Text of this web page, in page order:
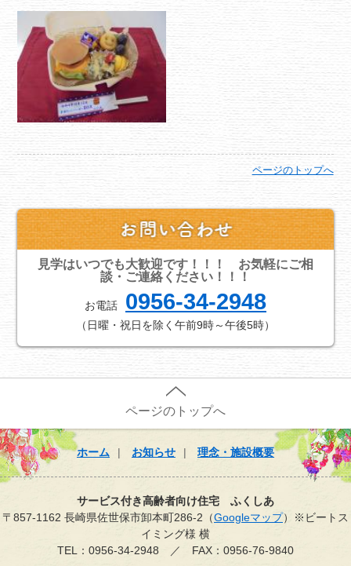
ページのトップへ
見学はいつでも大歓迎です！！！ お気軽にご相
談・ご連絡ください！！！
お電話 0956-34-2948
（日曜・祝日を除く午前9時～午後5時）
ページのトップへ
ホーム お知らせ 理念・施設概要
サービス付き高齢者向け住宅 ふくしあ
〒857-1162 長崎県佐世保市卸本町286-2（Googleマップ）※ビートス
イミング様 横
TEL：0956-34-2948 ／ FAX：0956-76-9840